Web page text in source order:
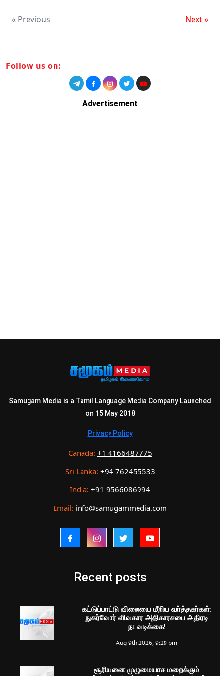
« Previous Next »
Follow us on:
Advertisement
Samugam Media is a Tamil Language Media Company Launched
on 15 May 2018
Privacy Policy
Canada: +1 4166487775
Sri Lanka: +94 762455533
India: +91 9566086994
Email: info@samugammedia.com
Recent posts
கட்டுப்பாட்டு விலையை மீறிய வர்த்தகர்கள்:
நுகர்வோர் விவகார அதிகாரசபை அதிரடி
நடவடிக்கை!
Aug 9th 2026, 9:29 pm
சூரியனை முழுமையாக மறைக்கும்